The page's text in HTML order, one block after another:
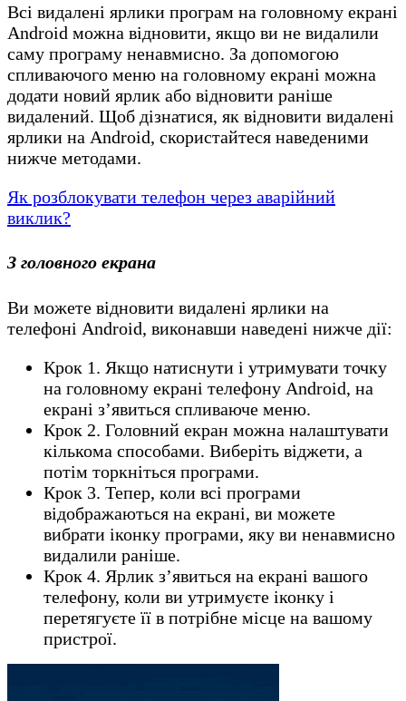
Всі видалені ярлики програм на головному екрані
Android можна відновити, якщо ви не видалили
саму програму ненавмисно. За допомогою
спливаючого меню на головному екрані можна
додати новий ярлик або відновити раніше
видалений. Щоб дізнатися, як відновити видалені
ярлики на Android, скористайтеся наведеними
нижче методами.
Як розблокувати телефон через аварійний
виклик?
З головного екрана
Ви можете відновити видалені ярлики на
телефоні Android, виконавши наведені нижче дії:
Крок 1. Якщо натиснути і утримувати точку
на головному екрані телефону Android, на
екрані з’явиться спливаюче меню.
Крок 2. Головний екран можна налаштувати
кількома способами. Виберіть віджети, а
потім торкніться програми.
Крок 3. Тепер, коли всі програми
відображаються на екрані, ви можете
вибрати іконку програми, яку ви ненавмисно
видалили раніше.
Крок 4. Ярлик з’явиться на екрані вашого
телефону, коли ви утримуєте іконку і
перетягуєте її в потрібне місце на вашому
пристрої.